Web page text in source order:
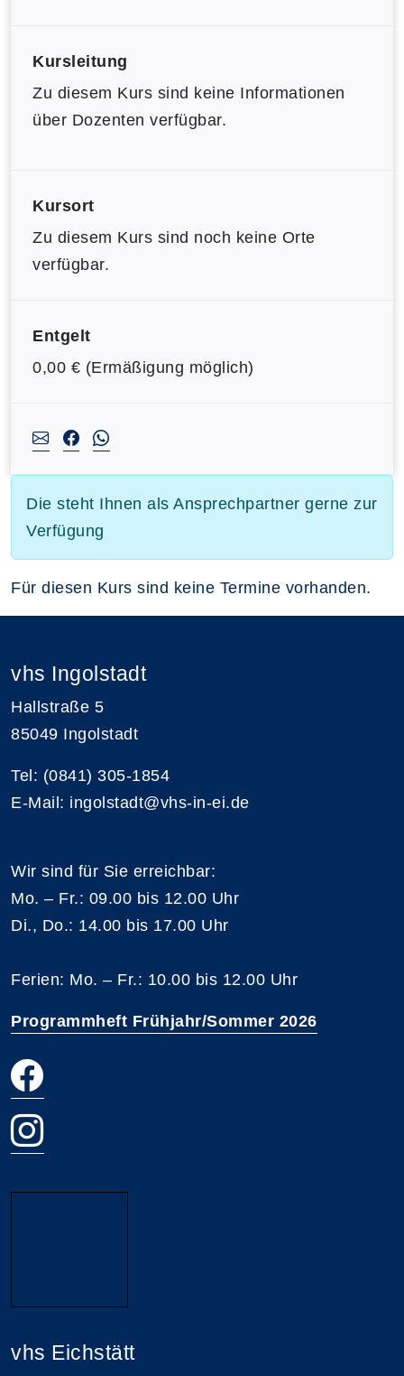
Kursleitung
Zu diesem Kurs sind keine Informationen
über Dozenten verfügbar.
Kursort
Zu diesem Kurs sind noch keine Orte
verfügbar.
Entgelt
0,00 € (Ermäßigung möglich)
Die steht Ihnen als Ansprechpartner gerne zur
Verfügung
Für diesen Kurs sind keine Termine vorhanden.
vhs Ingolstadt
Hallstraße 5
85049 Ingolstadt
Tel: (0841) 305-1854
E-Mail: ingolstadt@vhs-in-ei.de
Wir sind für Sie erreichbar:
Mo. – Fr.: 09.00 bis 12.00 Uhr
Di., Do.: 14.00 bis 17.00 Uhr
Ferien: Mo. – Fr.: 10.00 bis 12.00 Uhr
Programmheft Frühjahr/Sommer 2026
vhs Eichstätt